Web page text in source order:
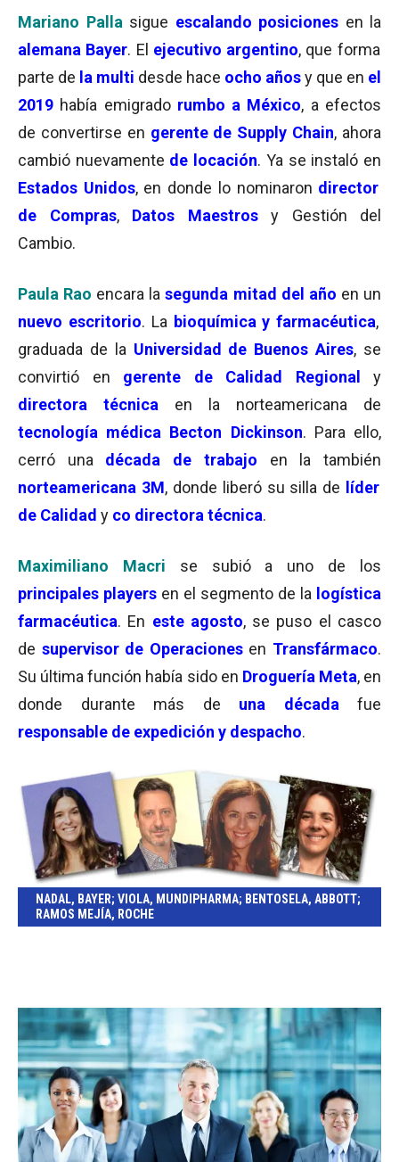
Mariano Palla sigue escalando posiciones en la
alemana Bayer. El ejecutivo argentino, que forma
parte de la multi desde hace ocho añosy que en el
2019 había emigrado rumbo a México, a efectos
de convertirse en gerente de Supply Chain, ahora
cambió nuevamente de locación. Ya se instaló en
Estados Unidos, en donde lo nominaron director
de Compras, Datos Maestrosy Gestión del
Cambio.
Paula Rao encara lasegunda mitad del año en un
nuevo escritorio. La bioquímica y farmacéutica,
graduada de la Universidad de Buenos Aires, se
convirtió en gerente de Calidad Regional
y
directora técnica
en la norteamericana de
tecnología médica Becton Dickinson. Para ello,
cerró una década de trabajo en la también
norteamericana 3M, donde liberó su silla de
líder
de Calidad y co directora técnica.
Maximiliano Macri
se subió a uno de los
principales players en el segmento de la logística
farmacéutica. En este agosto, se puso el casco
de supervisor de Operacionesen Transfármaco.
Su última función había sido en Droguería Meta, en
donde durante más de una década fue
responsable de expedición y despacho.
NADAL, BAYER; VIOLA, MUNDIPHARMA; BENTOSELA, ABBOTT;
RAMOS MEJÍA, ROCHE